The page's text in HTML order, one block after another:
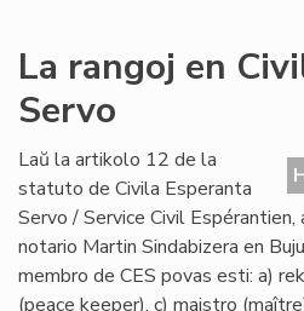
La rangoj en
Servo
Laŭ la artikolo 12 de la
statuto de Civila Esperanta
Servo / Service Civil
notario Martin Sindabizera en
membro de CES povas esti: a)
(peace keeper), c) majstro